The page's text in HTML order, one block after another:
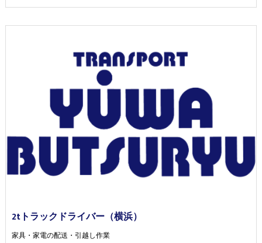
2tトラックドライバー（横浜）
家具・家電の配送・引越し作業